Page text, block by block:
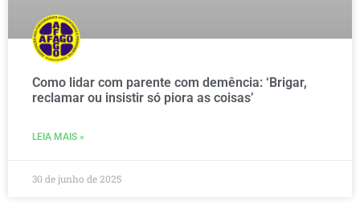
Como lidar com parente com demência: ‘Brigar,
reclamar ou insistir só piora as coisas’
LEIA MAIS »
30 de junho de 2025